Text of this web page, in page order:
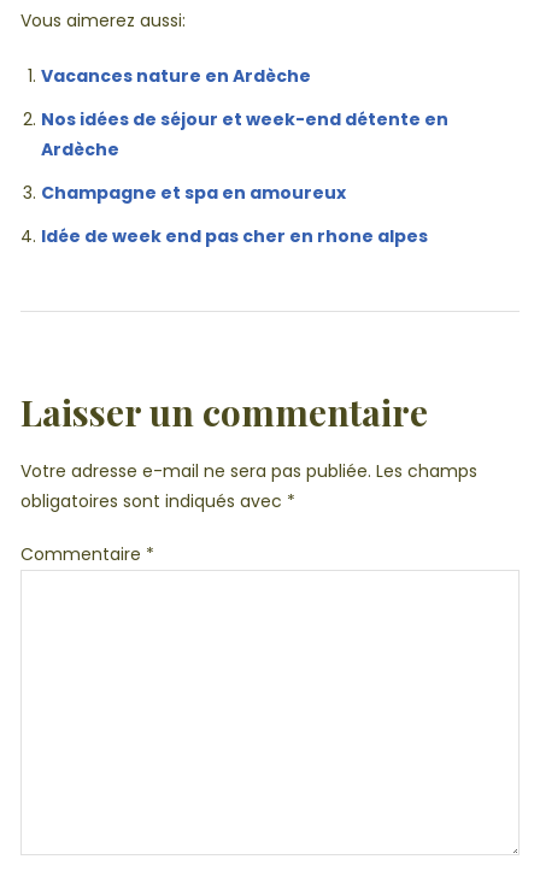
Vous aimerez aussi:
Vacances nature en Ardèche
Nos idées de séjour et week-end détente en
Ardèche
Champagne et spa en amoureux
Idée de week end pas cher en rhone alpes
Laisser un commentaire
Votre adresse e-mail ne sera pas publiée. Les champs
obligatoires sont indiqués avec *
Commentaire *